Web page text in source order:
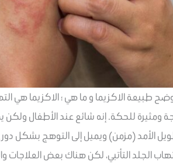
طبيعة الاكزيما و ما هي ؛ الاكزيما هي
ومثيرة للحكة. إنه شائع عند الأطفال ولكن
الأمد (مزمن) ويميل إلى التوهج بشكل
الجلد التأتبي، لكن هناك بعض العلاجات